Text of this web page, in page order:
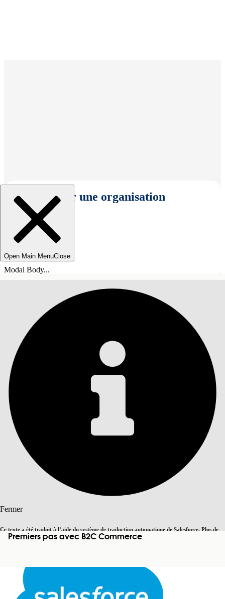
Sélectionner une organisation
Open Main MenuClose
Modal Body...
Fermer
Ce texte a été traduit à l’aide du système de traduction automatique de Salesforce. Plus de
détails, consultez <cette page.
Basculer vers la page en anglais
Premiers pas avec B2C Commerce
Table des matières
TABLE DES MATIÈRES
Rechercher